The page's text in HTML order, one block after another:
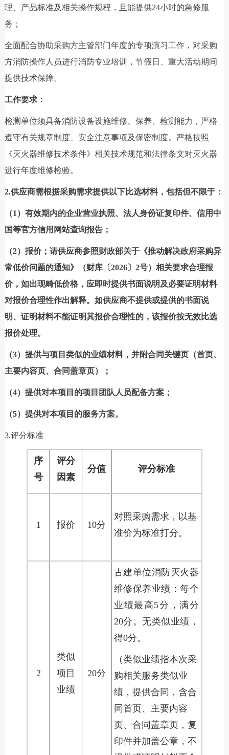
理、产品标准及相关操作规程，且能提供24小时的急修服
务；
全面配合协助采购方主管部门年度的专项演习工作，对采购
方消防操作人员进行消防专业培训，节假日、重大活动期间
提供技术保障。
工作要求：
检测单位须具备消防设备设施维修、保养、检测能力，严格
遵守有关规章制度、安全注意事项及保密制度。严格按照
《灭火器维修技术条件》相关技术规范和法律条文对灭火器
进行年度维修检验。
2.供应商需根据采购需求提供以下比选材料，包括但不限于：
（1）有效期内的企业营业执照、法人身份证复印件、信用中
国等官方信用网站查询报告；
（2）报价；请供应商参照财政部关于《推动解决政府采购异
常低价问题的通知》（财库〔2026〕2号）相关要求合理报
价，如出现畸低价格，应即时提供书面说明及必要证明材料
对报价合理性作出解释。如供应商不提供或提供的书面说
明、证明材料不能证明其报价合理性的，该报价按无效比选
报价处理。
（3）提供与项目类似的业绩材料，并附合同关键页（首页、
主要内容页、合同盖章页）；
（4）提供对本项目的项目团队人员配备方案；
（5）提供对本项目的服务方案。
3.评分标准
序
号
评分
因素
分值 评分标准
1 报价 10分
对照采购需求，以基
准价为标准打分。
2
类似
项目
业绩
20分
古建单位消防灭火器
维修保养业绩：每个
业绩最高5分，满分
20分。无类似业绩，
得0分。
（类似业绩指本次采
购相关服务类似业
绩，提供合同，含合
同首页、主要内容
页、合同盖章页，复
印件并加盖公章，不